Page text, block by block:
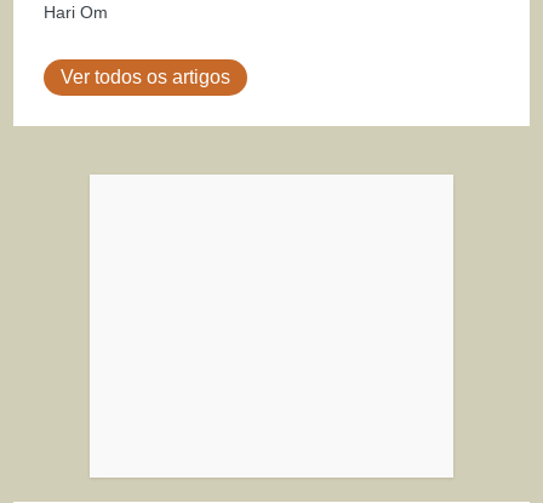
Hari Om
Ver todos os artigos